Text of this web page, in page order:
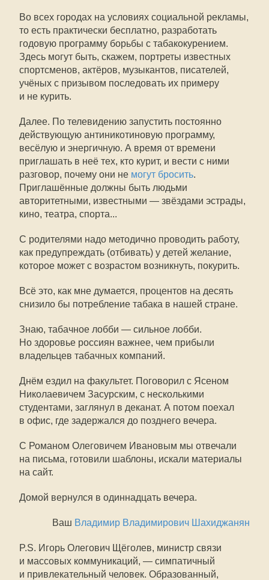
Во всех городах на условиях социальной рекламы,
то есть практически бесплатно, разработать
годовую программу борьбы с табакокурением.
Здесь могут быть, скажем, портреты известных
спортсменов, актёров, музыкантов, писателей,
учёных с призывом последовать их примеру
и не курить.
Далее. По телевидению запустить постоянно
действующую антиникотиновую программу,
весёлую и энергичную. А время от времени
приглашать в неё тех, кто курит, и вести с ними
разговор, почему они не могут бросить.
Приглашённые должны быть людьми
авторитетными, известными — звёздами эстрады,
кино, театра, спорта...
С родителями надо методично проводить работу,
как предупреждать (отбивать) у детей желание,
которое может с возрастом возникнуть, покурить.
Всё это, как мне думается, процентов на десять
снизило бы потребление табака в нашей стране.
Знаю, табачное лобби — сильное лобби.
Но здоровье россиян важнее, чем прибыли
владельцев табачных компаний.
Днём ездил на факультет. Поговорил с Ясеном
Николаевичем Засурским, с несколькими
студентами, заглянул в деканат. А потом поехал
в офис, где задержался до позднего вечера.
С Романом Олеговичем Ивановым мы отвечали
на письма, готовили шаблоны, искали материалы
на сайт.
Домой вернулся в одиннадцать вечера.
Ваш Владимир Владимирович Шахиджанян
P.S. Игорь Олегович Щёголев, министр связи
и массовых коммуникаций, — симпатичный
и привлекательный человек. Образованный,